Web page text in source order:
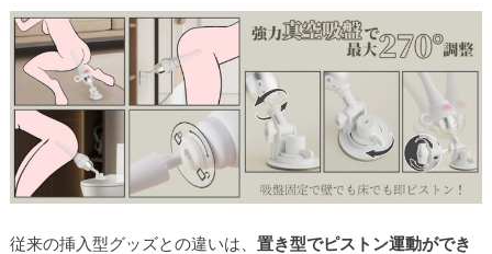
従来の挿入型グッズとの違いは、 置き型でピストン運動ができ